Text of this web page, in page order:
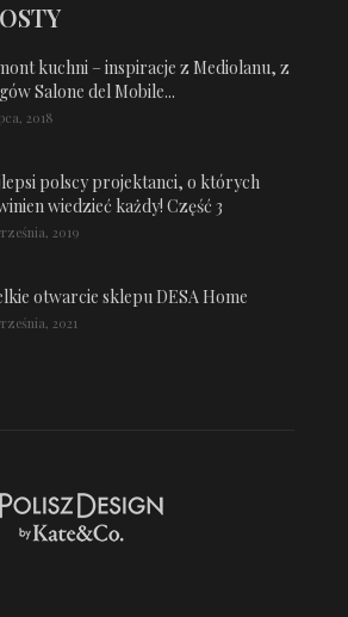
kuchni – inspiracje z Mediolanu, z
Salone del Mobile...
2018
polscy projektanci, o których
wiedzieć każdy! Część 3
2019
otwarcie sklepu DESA Home
2021